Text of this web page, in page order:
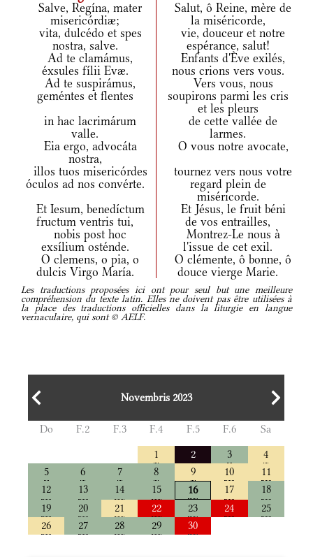
Salve, Regína, mater
misericórdiæ;
Salut, ô Reine, mère de
la miséricorde,
vita, dulcédo et spes
nostra, salve.
vie, douceur et notre
espérance, salut!
Ad te clamámus,
éxsules fílii Evæ.
Enfants d'Ève exilés,
nous crions vers vous.
Ad te suspirámus,
geméntes et flentes
Vers vous, nous
soupirons parmi les cris
et les pleurs
in hac lacrimárum
valle.
de cette vallée de
larmes.
Eia ergo, advocáta
nostra,
O vous notre avocate,
illos tuos misericórdes
óculos ad nos convérte.
tournez vers nous votre
regard plein de
miséricorde.
Et Iesum, benedíctum
fructum ventris tui,
Et Jésus, le fruit béni
de vos entrailles,
nobis post hoc
exsílium osténde.
Montrez-Le nous à
l'issue de cet exil.
O clemens, o pia, o
dulcis Virgo María.
O clémente, ô bonne, ô
douce vierge Marie.
Les traductions proposées ici ont pour seul but une meilleure
compréhension du texte latin. Elles ne doivent pas être utilisées à
la place des traductions officielles dans la liturgie en langue
vernaculaire, qui sont © AELF.
Novembris 2023
Do F.2 F.3 F.4 F.5 F.6
Sa
1
2 3
4
5
6 7 8 9 10
11
12
13 14 15 16 17
18
19
20 21 22 23 24
25
26
27 28 29 30